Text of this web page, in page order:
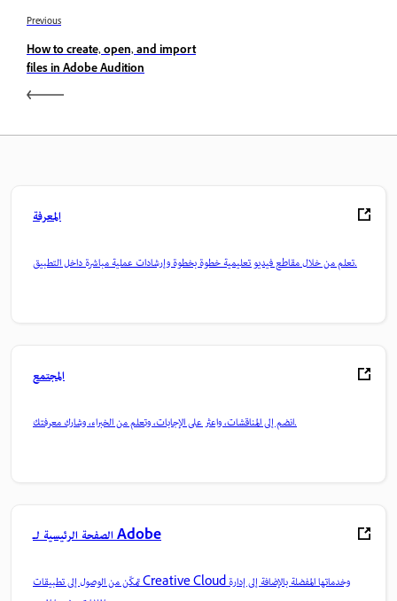
Previous
How to create, open, and import
files in Adobe Audition
المعرفة
تعلم من خلال مقاطع فيديو تعليمية خطوة بخطوة وإرشادات عملية مباشرة داخل التطبيق.
المجتمع
انضم إلى المناقشات، واعثر على الإجابات، وتعلم من الخبراء، وشارك معرفتك.
الصفحة الرئيسية لـ Adobe
تمكّن من الوصول إلى تطبيقات Creative Cloud وخدماتها المفضلة بالإضافة إلى إدارة